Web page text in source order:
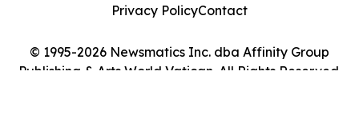
© 1995-2026 Newsmatics Inc. dba Affinity Group
Publishing & Arts World Vatican. All Rights Reserved.
Privacy PolicyContact